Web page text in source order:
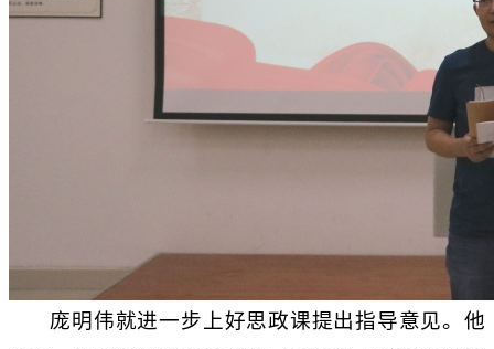
庞明伟就进一步上好思政课提出指导意见。他